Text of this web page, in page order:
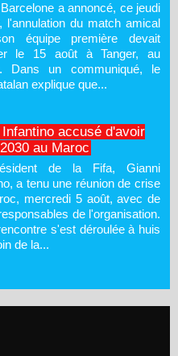
a annoncé, ce jeudi
l'annulation du match amical
équipe première devait
le 15 août à Tanger, au
Dans un communiqué, le
explique que...
accusé d'avoir
au Maroc
de la Fifa, Gianni
a tenu une réunion de crise
mercredi 5 août, avec de
de l'organisation.
s'est déroulée à huis
de la...